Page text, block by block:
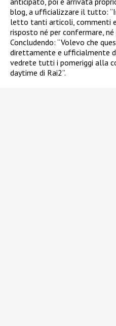
blog, a ufficializzare il tutto:
letto tanti articoli, commenti e
risposto né per confermare,
Concludendo: “Volevo che
direttamente e ufficialmente
vedrete tutti i pomeriggi alla
daytime di Rai2”.